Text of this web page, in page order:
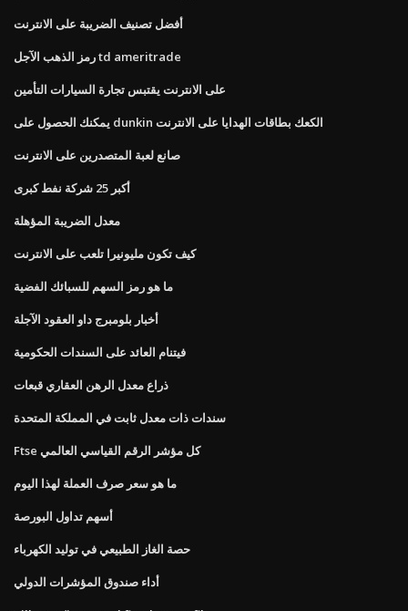
أفضل تصنيف الضريبة على الانترنت
رمز الذهب الآجل td ameritrade
على الانترنت يقتبس تجارة السيارات التأمين
يمكنك الحصول على dunkin الكعك بطاقات الهدايا على الانترنت
صانع لعبة المتصدرين على الانترنت
أكبر 25 شركة نفط كبرى
معدل الضريبة المؤهلة
كيف تكون مليونيرا تلعب على الانترنت
ما هو رمز السهم للسبائك الفضية
أخبار بلومبرج داو العقود الآجلة
فيتنام العائد على السندات الحكومية
ذراع معدل الرهن العقاري قبعات
سندات ذات معدل ثابت في المملكة المتحدة
Ftse كل مؤشر الرقم القياسي العالمي
ما هو سعر صرف العملة لهذا اليوم
أسهم تداول البورصة
حصة الغاز الطبيعي في توليد الكهرباء
أداء صندوق المؤشرات الدولي